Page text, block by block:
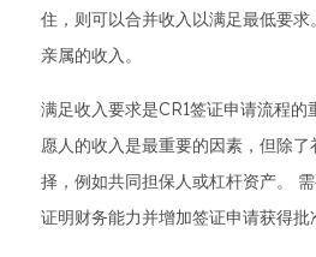
住，则可以合并收入以满足最低要
亲属的收入。
满足收入要求是CR1签证申请流程
愿人的收入是最重要的因素，但除
择，例如共同担保人或杠杆资产。
证明财务能力并增加签证申请获得批